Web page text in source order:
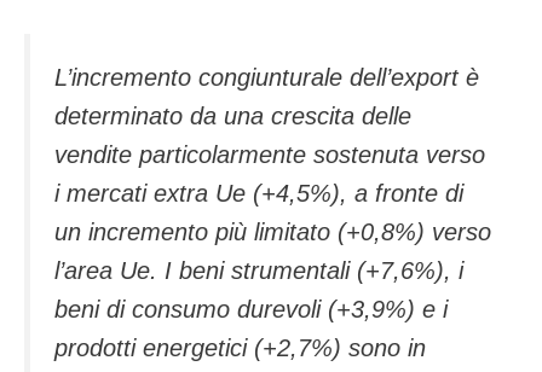
L’incremento congiunturale dell’export è
determinato da una crescita delle
vendite particolarmente sostenuta verso
i mercati extra Ue (+4,5%), a fronte di
un incremento più limitato (+0,8%) verso
l’area Ue. I beni strumentali (+7,6%), i
beni di consumo durevoli (+3,9%) e i
prodotti energetici (+2,7%) sono in